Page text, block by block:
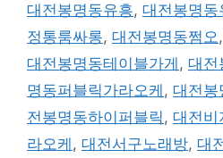
대전봉명동유흥, 대전봉명동
정통룸싸롱, 대전봉명동쩜오,
대전봉명동테이블가게 , 대전
명동퍼블릭가라오케 , 대전봉
전봉명동하이퍼블릭, 대전비
라오케 , 대전서구노래방, 대